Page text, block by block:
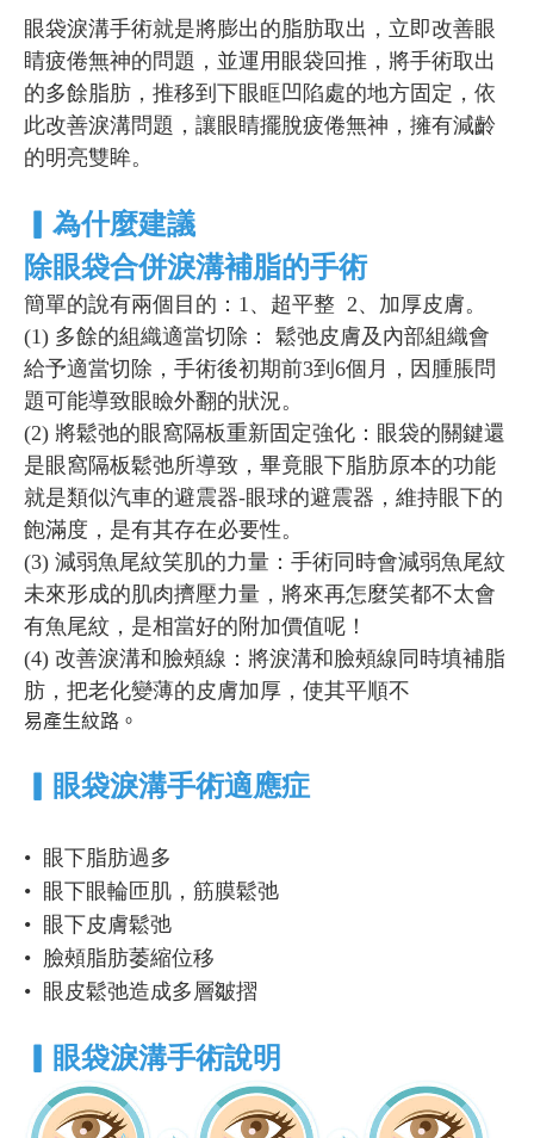
眼袋淚溝手術就是將膨出的脂肪取出，立即改善眼
睛疲倦無神的問題，並運用眼袋回推，將手術取出
的多餘脂肪，推移到下眼眶凹陷處的地方固定，依
此改善淚溝問題，讓眼睛擺脫疲倦無神，擁有減齡
的明亮雙眸。
▎為什麼建議
除眼袋合併淚溝補脂的手術
簡單的說有兩個目的：1、超平整 2、加厚皮膚。
(1) 多餘的組織適當切除： 鬆弛皮膚及內部組織會
給予適當切除，手術後初期前3到6個月，因腫脹問
題可能導致眼瞼外翻的狀況。
(2) 將鬆弛的眼窩隔板重新固定強化：眼袋的關鍵還
是眼窩隔板鬆弛所導致，畢竟眼下脂肪原本的功能
就是類似汽車的避震器-眼球的避震器，維持眼下的
飽滿度，是有其存在必要性。
(3) 減弱魚尾紋笑肌的力量：手術同時會減弱魚尾紋
未來形成的肌肉擠壓力量，將來再怎麼笑都不太會
有魚尾紋，是相當好的附加價值呢！
(4) 改善淚溝和臉頰線：將淚溝和臉頰線同時填補脂
肪，把老化變薄的皮膚加厚，使其平順不
易產生紋路。
▎眼袋淚溝手術適應症
• 眼下脂肪過多
• 眼下眼輪匝肌，筋膜鬆弛
• 眼下皮膚鬆弛
• 臉頰脂肪萎縮位移
• 眼皮鬆弛造成多層皺摺
▎眼袋淚溝手術說明